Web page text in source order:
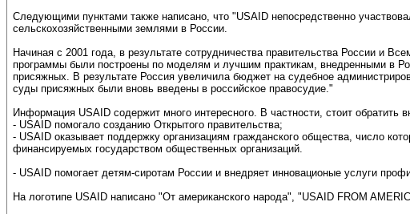
Следующими пунктами также написано, что "USAID непосредственно
сельскохозяйственными землями в России.
Начиная с 2001 года, в результате сотрудничества правительства России и
программы были построены по моделям и лучшим практикам, внедренными в
присяжных. В результате Россия увеличила бюджет на судебное
суды присяжных были вновь введены в российское правосудие."
Информация USAID содержит много интересного. В частности, стоит обратить
- USAID помогало созданию Открытого правительства;
- USAID оказывает поддержку организациям гражданского общества, число
финансируемых государством общественных организаций.
- USAID помогает детям-сиротам России и внедряет инновационые услуги
На логотипе USAID написано "От американского народа", "USAID FROM